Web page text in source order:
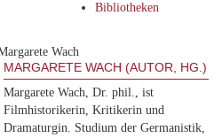
Bibliotheken
Wach
MARGARETE WACH (AUTOR, HG.)
Margarete Wach, Dr. phil., ist
Filmhistorikerin, Kritikerin und
Dramaturgin. Studium der Germanistik,